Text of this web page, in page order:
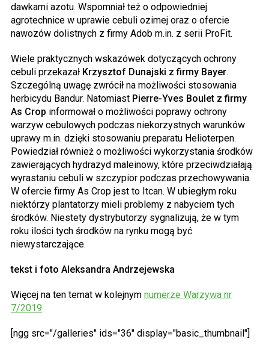
dawkami azotu. Wspomniał też o odpowiedniej
agrotechnice w uprawie cebuli ozimej oraz o ofercie
nawozów dolistnych z firmy Adob m.in. z serii ProFit.
Wiele praktycznych wskazówek dotyczących ochrony
cebuli przekazał Krzysztof Dunajski z firmy Bayer.
Szczególną uwagę zwrócił na możliwości stosowania
herbicydu Bandur. Natomiast Pierre-Yves Boulet z firmy
As Crop informował o możliwości poprawy ochrony
warzyw cebulowych podczas niekorzystnych warunków
uprawy m.in. dzięki stosowaniu preparatu Helioterpen.
Powiedział również o możliwości wykorzystania środków
zawierających hydrazyd maleinowy, które przeciwdziałają
wyrastaniu cebuli w szczypior podczas przechowywania.
W ofercie firmy As Crop jest to Itcan. W ubiegłym roku
niektórzy plantatorzy mieli problemy z nabyciem tych
środków. Niestety dystrybutorzy sygnalizują, że w tym
roku ilości tych środków na rynku mogą być
niewystarczające.
tekst i foto Aleksandra Andrzejewska
Więcej na ten temat w kolejnym numerze Warzywa nr
7/2019
[ngg src="/galleries" ids="36" display="basic_thumbnail"]